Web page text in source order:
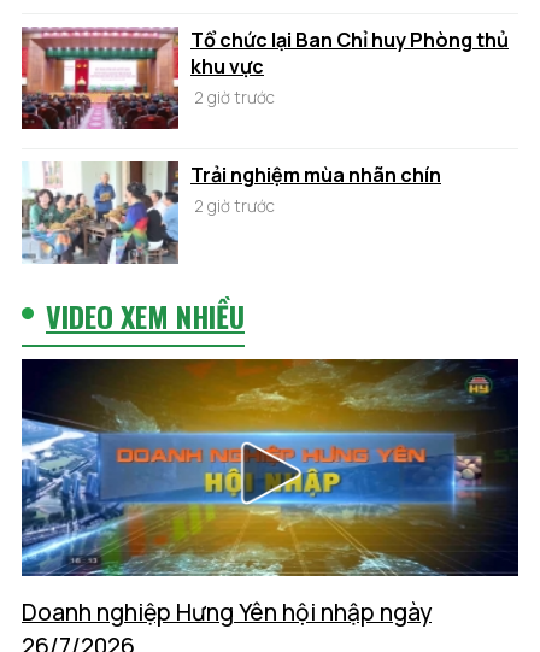
Tổ chức lại Ban Chỉ huy Phòng thủ
khu vực
2 giờ trước
Trải nghiệm mùa nhãn chín
2 giờ trước
VIDEO XEM NHIỀU
Doanh nghiệp Hưng Yên hội nhập ngày
26/7/2026